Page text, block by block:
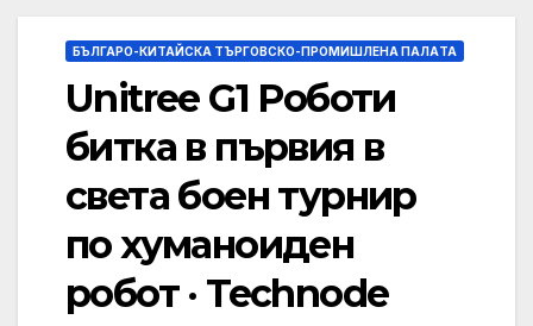
БЪЛГАРО-КИТАЙСКА ТЪРГОВСКО-ПРОМИШЛЕНА ПАЛAТА
Unitree G1 Роботи
битка в първия в
света боен турнир
по хуманоиден
робот · Technode